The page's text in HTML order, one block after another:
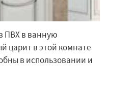
ПВХ в ванную
царит в этой комнате
в использовании и